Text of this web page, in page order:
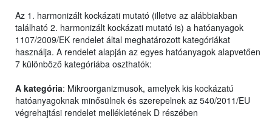
Az 1. harmonizált kockázati mutató (illetve az alábbiakban
található 2. harmonizált kockázati mutató is) a hatóanyagok
1107/2009/EK rendelet által meghatározott kategóriákat
használja. A rendelet alapján az egyes hatóanyagok alapvetően
7 különböző kategóriába oszthatók:
A kategória: Mikroorganizmusok, amelyek kis kockázatú
hatóanyagoknak minősülnek és szerepelnek az 540/2011/EU
végrehajtási rendelet mellékletének D részében